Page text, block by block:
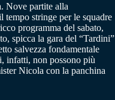
Nove partite alla
tempo stringe per le squadre
programma del sabato,
spicca la gara del “Tardini”
salvezza fondamentale
infatti, non possono più
Nicola con la panchina